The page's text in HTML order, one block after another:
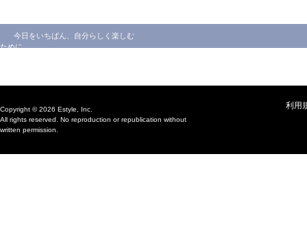
今日をいちばん、自分らしく楽しむ
ために
Copyright © 2026 Estyle, Inc.
All rights reserved. No reproduction or republication without
written permission.
利用